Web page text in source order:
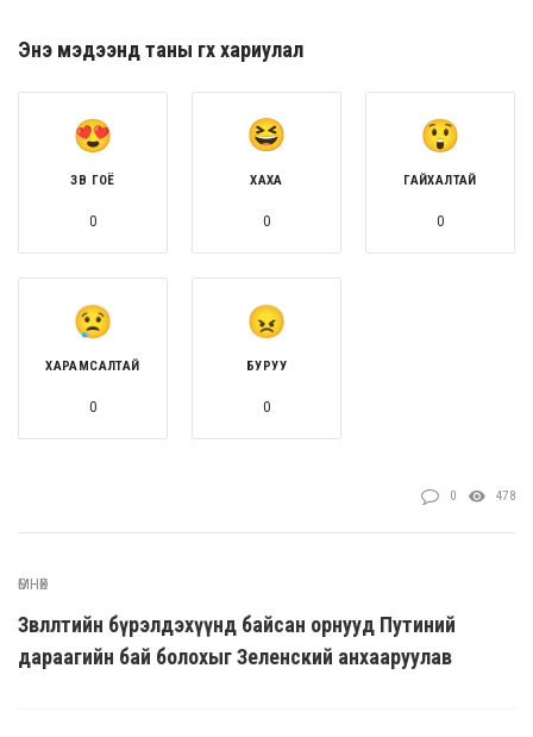
Энэ мэдээнд таны өгөх хариулал
ЗӨВ ГОЁ
0
ХАХА
0
ГАЙХАЛТАЙ
0
ХАРАМСАЛТАЙ
0
БУРУУ
0
0 478
ӨМНӨХ
Зөвлөлтийн бүрэлдэхүүнд байсан орнууд Путиний
дараагийн бай болохыг Зеленский анхааруулав